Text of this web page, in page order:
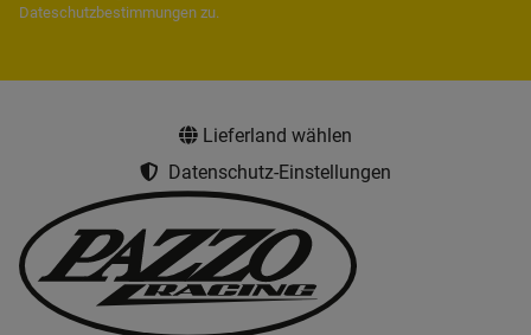
Dateschutzbestimmungen zu.
Lieferland wählen
Datenschutz-Einstellungen